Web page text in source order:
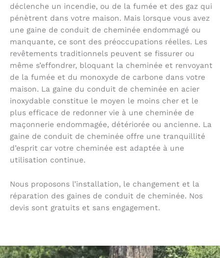
déclenche un incendie, ou de la fumée et des gaz qui
pénètrent dans votre maison. Mais lorsque vous avez
une gaine de conduit de cheminée endommagé ou
manquante, ce sont des préoccupations réelles. Les
revêtements traditionnels peuvent se fissurer ou
même s’effondrer, bloquant la cheminée et renvoyant
de la fumée et du monoxyde de carbone dans votre
maison. La gaine du conduit de cheminée en acier
inoxydable constitue le moyen le moins cher et le
plus efficace de redonner vie à une cheminée de
maçonnerie endommagée, détériorée ou ancienne. La
gaine de conduit de cheminée offre une tranquillité
d’esprit car votre cheminée est adaptée à une
utilisation continue.
Nous proposons l’installation, le changement et la
réparation des gaines de conduit de cheminée. Nos
devis sont gratuits et sans engagement.